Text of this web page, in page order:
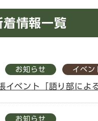
周辺の駅から
情報一覧
お知らせ イベン
イベント「語り部によ
お知らせ